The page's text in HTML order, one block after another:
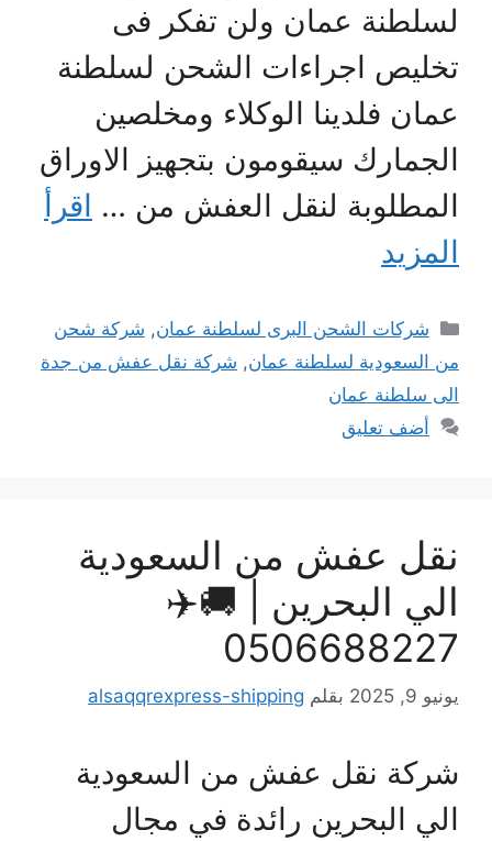
لسلطنة عمان ولن تفكر فى
تخليص اجراءات الشحن لسلطنة
عمان فلدينا الوكلاء ومخلصين
الجمارك سيقومون بتجهيز الاوراق
المطلوبة لنقل العفش من … اقرأ
المزيد
التصنيفات
شركات الشحن البرى لسلطنة عمان, شركة شحن
من السعودية لسلطنة عمان, شركة نقل عفش من جدة
الى سلطنة عمان
أضف تعليق
نقل عفش من السعودية
الي البحرين | 🚚✈️
0506688227
يونيو 9, 2025 بقلم alsaqqrexpress-shipping
شركة نقل عفش من السعودية
الي البحرين رائدة في مجال